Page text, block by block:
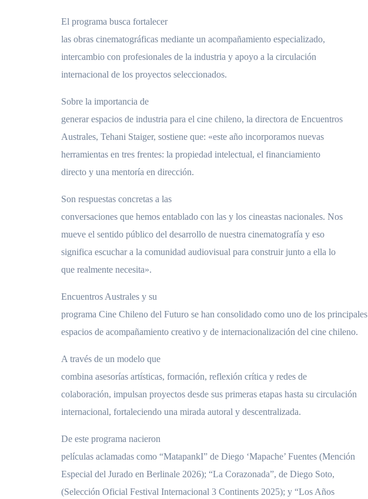
El programa busca fortalecer
las obras cinematográficas mediante un acompañamiento especializado,
intercambio con profesionales de la industria y apoyo a la circulación
internacional de los proyectos seleccionados.
Sobre la importancia de
generar espacios de industria para el cine chileno, la directora de Encuentros
Australes, Tehani Staiger, sostiene que: «este año incorporamos nuevas
herramientas en tres frentes: la propiedad intelectual, el financiamiento
directo y una mentoría en dirección.
Son respuestas concretas a las
conversaciones que hemos entablado con las y los cineastas nacionales. Nos
mueve el sentido público del desarrollo de nuestra cinematografía y eso
significa escuchar a la comunidad audiovisual para construir junto a ella lo
que realmente necesita».
Encuentros Australes y su
programa Cine Chileno del Futuro se han consolidado como uno de los principales
espacios de acompañamiento creativo y de internacionalización del cine chileno.
A través de un modelo que
combina asesorías artísticas, formación, reflexión crítica y redes de
colaboración, impulsan proyectos desde sus primeras etapas hasta su circulación
internacional, fortaleciendo una mirada autoral y descentralizada.
De este programa nacieron
películas aclamadas como “MatapankI” de Diego ‘Mapache’ Fuentes (Mención
Especial del Jurado en Berlinale 2026); “La Corazonada”, de Diego Soto,
(Selección Oficial Festival Internacional 3 Continents 2025); y “Los Años